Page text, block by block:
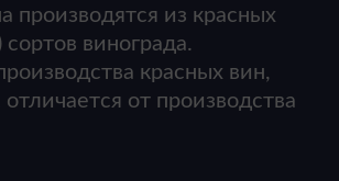
производятся из красных
винограда.
красных вин,
от производства